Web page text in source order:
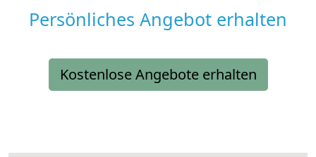
Persönliches Angebot erhalten
Kostenlose Angebote erhalten